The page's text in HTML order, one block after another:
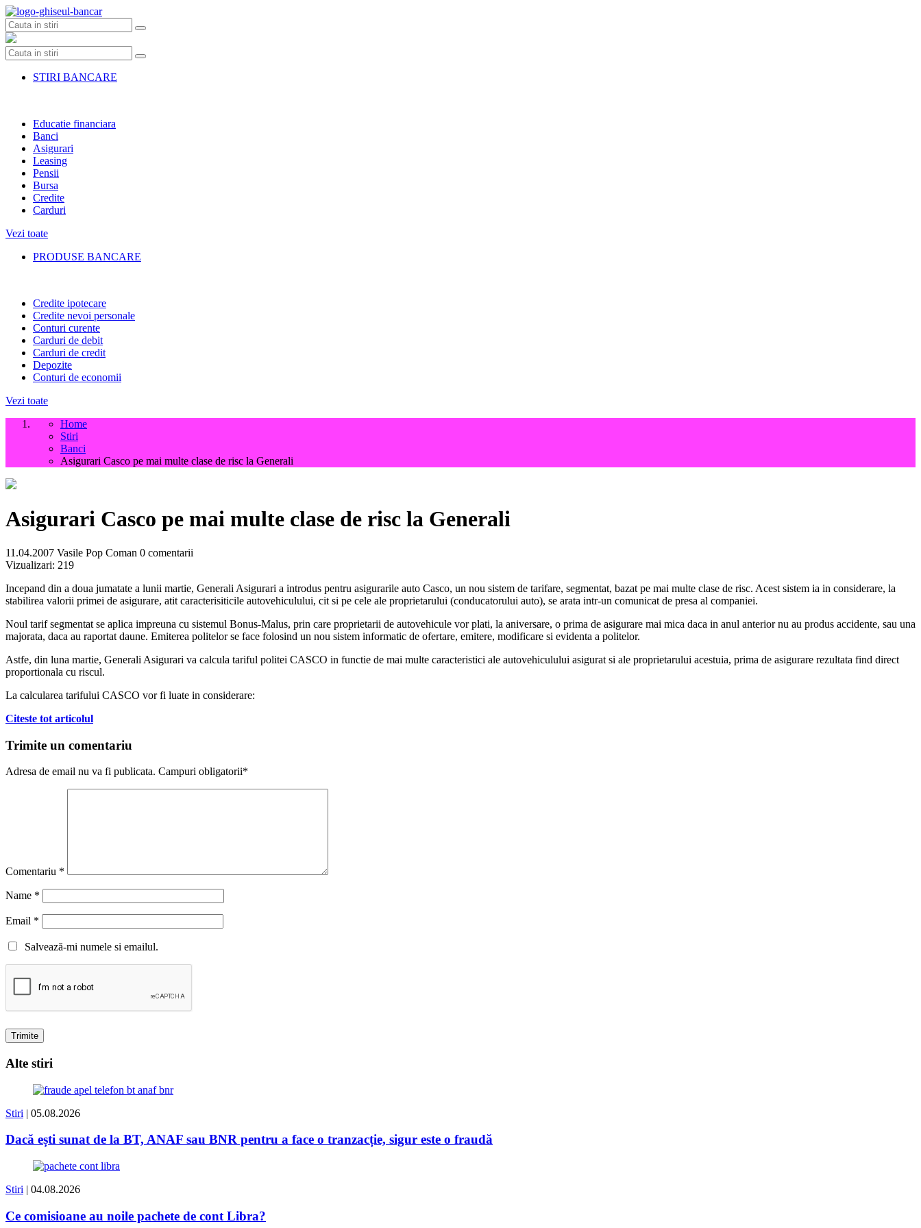
Skip
to
content
STIRI BANCARE
Educatie financiara
Banci
Asigurari
Leasing
Pensii
Bursa
Credite
Carduri
Vezi toate
PRODUSE BANCARE
Credite ipotecare
Credite nevoi personale
Conturi curente
Carduri de debit
Carduri de credit
Depozite
Conturi de economii
Vezi toate
Home
Stiri
Banci
Asigurari Casco pe mai multe clase de risc la Generali
Asigurari Casco pe mai multe clase de risc la Generali
11.04.2007 Vasile Pop Coman 0 comentarii
Vizualizari: 219
Incepand din a doua jumatate a lunii martie, Generali Asigurari a introdus pentru asigurarile auto Casco, un nou sistem de tarifare, segmentat, bazat pe mai multe clase de risc. Acest sistem ia in considerare, la
stabilirea valorii primei de asigurare, atit caracterisiticile autovehiculului, cit si pe cele ale proprietarului (conducatorului auto), se arata intr-un comunicat de presa al companiei.
Noul tarif segmentat se aplica impreuna cu sistemul Bonus-Malus, prin care proprietarii de autovehicule vor plati, la aniversare, o prima de asigurare mai mica daca in anul anterior nu au produs accidente, sau una
majorata, daca au raportat daune. Emiterea politelor se face folosind un nou sistem informatic de ofertare, emitere, modificare si evidenta a politelor.
Astfe, din luna martie, Generali Asigurari va calcula tariful politei CASCO in functie de mai multe caracteristici ale autovehiculului asigurat si ale proprietarului acestuia, prima de asigurare rezultata find direct
proportionala cu riscul.
La calcularea tarifului CASCO vor fi luate in considerare:
Citeste tot articolul
Trimite un comentariu
Adresa de email nu va fi publicata. Campuri obligatorii*
Comentariu *
Name *
Email *
Salvează-mi numele si emailul.
Alte stiri
Stiri | 05.08.2026
Dacă ești sunat de la BT, ANAF sau BNR pentru a face o tranzacție, sigur este o fraudă
Stiri | 04.08.2026
Ce comisioane au noile pachete de cont Libra?